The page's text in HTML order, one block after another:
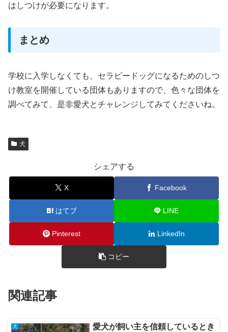
はしつけが必要になります。
まとめ
学校に入学しなくても、セラピードッグになるためのしつ
け教室を開催している団体もありますので、色々な団体を
調べてみて、是非愛犬とチャレンジしてみてくださいね。
犬
シェアする
X Facebook
はてブ LINE
Pinterest LinkedIn
コピー
関連記事
犬
愛犬が飼い主を信頼しているとき